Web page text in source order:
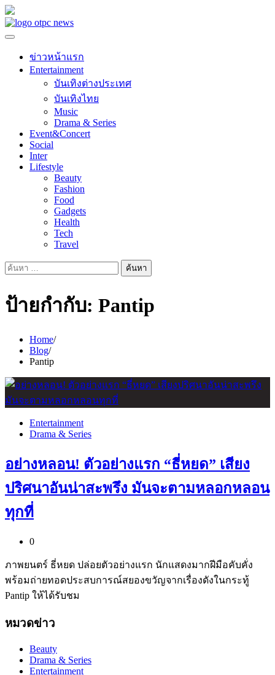
Skip
to
ข่าวหน้าแรก
Entertainment
บันเทิงต่างประเทศ
บันเทิงไทย
Music
Drama & Series
Event&Concert
Social
Inter
Lifestyle
Beauty
Fashion
Food
Gadgets
Health
Tech
Travel
ค้นหา
ป้ายกำกับ: Pantip
Home
Blog
Pantip
Entertainment
Drama & Series
อย่างหลอน! ตัวอย่างแรก “ธี่หยด” เสียง
ปริศนาอันน่าสะพรึง มันจะตามหลอกหลอน
ทุกที่
0
ภาพยนตร์ ธี่หยด ปล่อยตัวอย่างแรก นักแสดงมากฝีมือคับคั่ง
พร้อมถ่ายทอดประสบการณ์สยองขวัญจากเรื่องดังในกระทู้
Pantip ให้ได้รับชม
หมวดข่าว
Beauty
Drama & Series
Entertainment